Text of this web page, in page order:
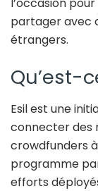
partager avec
étrangers.
Qu’est-
Esil est une
connecter des
crowdfunders à
programme
efforts